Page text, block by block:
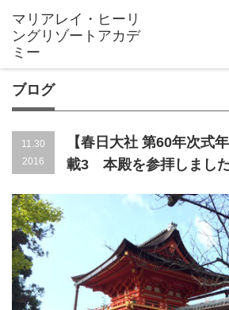
ブログ
11.30
2016
【春日大社 第60年次式
載3 本殿を参拝しました